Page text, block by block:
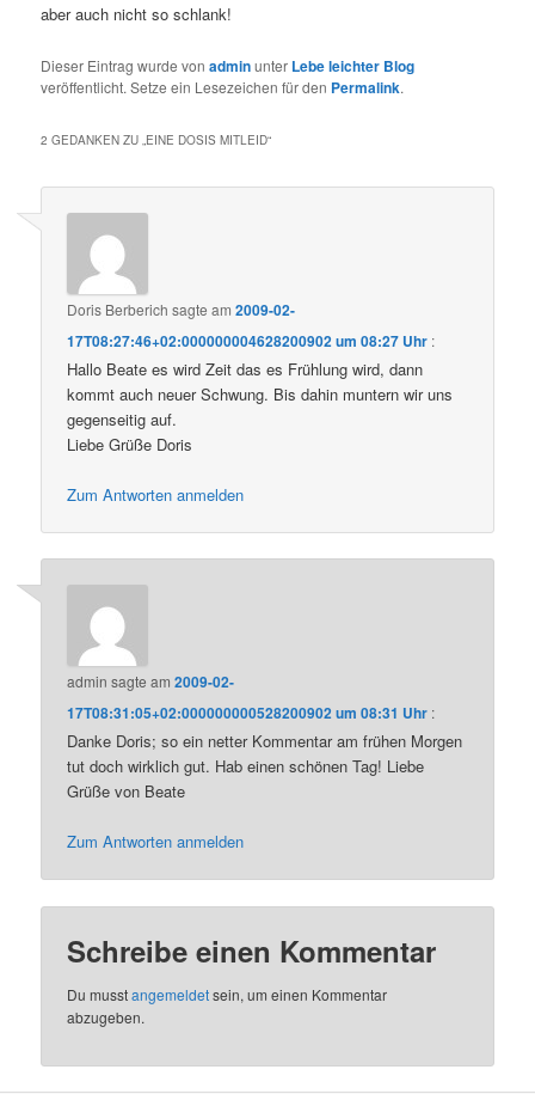
aber auch nicht so schlank!
Dieser Eintrag wurde vonadminunter Lebe leichter Blog
veröffentlicht. Setze ein Lesezeichen für den Permalink.
2 GEDANKEN ZU „ EINE DOSIS MITLEID“
Doris Berberich sagte am2009-02-
17T08:27:46+02:000000004628200902 um 08:27 Uhr :
Hallo Beate es wird Zeit das es Frühlung wird, dann
kommt auch neuer Schwung. Bis dahin muntern wir uns
gegenseitig auf.
Liebe Grüße Doris
Zum Antworten anmelden
admin sagte am2009-02-
17T08:31:05+02:000000000528200902 um 08:31 Uhr :
Danke Doris; so ein netter Kommentar am frühen Morgen
tut doch wirklich gut. Hab einen schönen Tag! Liebe
Grüße von Beate
Zum Antworten anmelden
Schreibe einen Kommentar
Du musstangemeldetsein, um einen Kommentar
abzugeben.